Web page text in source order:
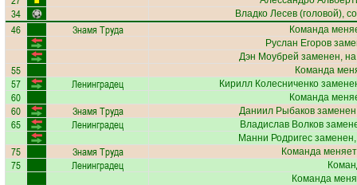
34 Владко Лесев (головой),
46 Знамя Труда
Команда
Руслан Егоров
Дэн Моубрей заменен,
55 Команда
57 Ленинградец Кирилл Колесниченко
60 Команда
60 Знамя Труда Даниил Рыбаков
65 Ленинградец Владислав Волков
Манни Родригес
75 Знамя Труда Команда
75 Ленинградец
Команда